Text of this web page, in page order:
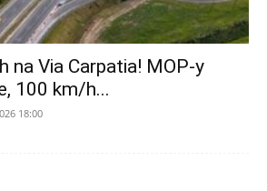
na Via Carpatia! MOP-y
100 km/h...
18:00